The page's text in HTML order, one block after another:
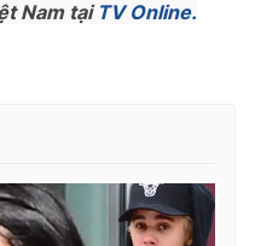
Nam tạiTV Online.